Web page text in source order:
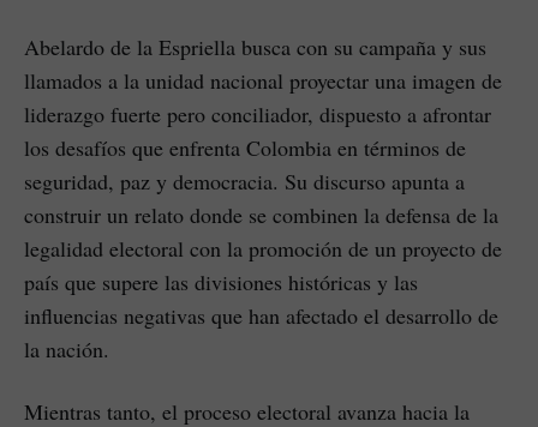
Abelardo de la Espriella busca con su campaña y sus
llamados a la unidad nacional proyectar una imagen de
liderazgo fuerte pero conciliador, dispuesto a afrontar
los desafíos que enfrenta Colombia en términos de
seguridad, paz y democracia. Su discurso apunta a
construir un relato donde se combinen la defensa de la
legalidad electoral con la promoción de un proyecto de
país que supere las divisiones históricas y las
influencias negativas que han afectado el desarrollo de
la nación.
Mientras tanto, el proceso electoral avanza hacia la